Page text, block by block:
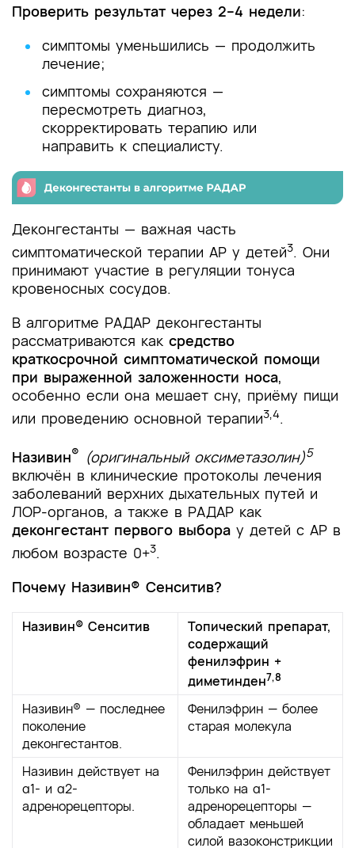
Проверить результат через 2–4 недели:
симптомы уменьшились — продолжить
лечение;
симптомы сохраняются —
пересмотреть диагноз,
скорректировать терапию или
направить к специалисту.
Деконгестанты — важная часть
симптоматической терапии АР у детей3. Они
принимают участие в регуляции тонуса
кровеносных сосудов.
В алгоритме РАДАР деконгестанты
рассматриваются как средство
краткосрочной симптоматической помощи
при выраженной заложенности носа,
особенно если она мешает сну, приёму пищи
или проведению основной терапии3,4.
Називин® (оригинальный оксиметазолин)5
включён в клинические протоколы лечения
заболеваний верхних дыхательных путей и
ЛОР-органов, а также в РАДАР как
деконгестант первого выбора у детей с АР в
любом возрасте 0+3.
Почему Називин® Сенситив?
Називин® Сенситив
Топический препарат,
содержащий
фенилэфрин +
диметинден7,8
Називин® — последнее
поколение
деконгестантов.
Фенилэфрин — более
старая молекула
Називин действует на
α1- и α2-
адренорецепторы.
Фенилэфрин действует
только на α1-
адренорецепторы —
обладает меньшей
силой вазоконстрикции